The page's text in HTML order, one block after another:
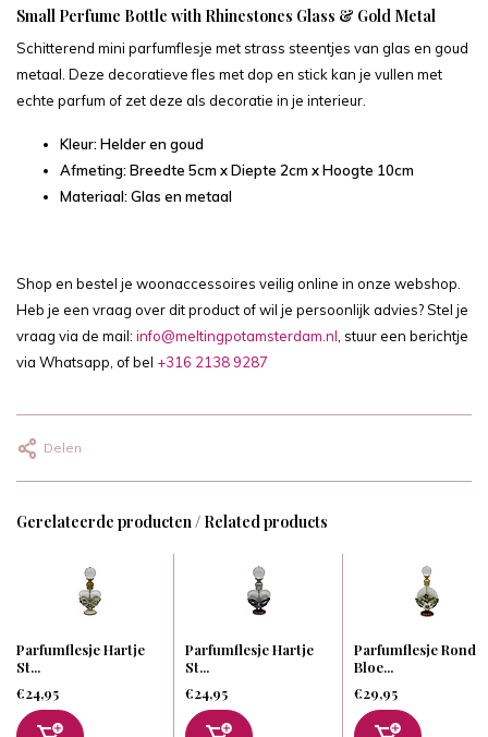
Small Perfume Bottle with Rhinestones Glass & Gold Metal
Schitterend mini parfumflesje met strass steentjes van glas en goud
metaal. Deze decoratieve fles met dop en stick kan je vullen met
echte parfum of zet deze als decoratie in je interieur.
Kleur: Helder en goud
Afmeting: Breedte 5cm x Diepte 2cm x Hoogte 10cm
Materiaal: Glas en metaal
Shop en bestel je woonaccessoires veilig online in onze webshop.
Heb je een vraag over dit product of wil je persoonlijk advies? Stel je
vraag via de mail: info@meltingpotamsterdam.nl, stuur een berichtje
via Whatsapp, of bel +316 2138 9287
Delen
Gerelateerde producten / Related products
Parfumflesje Hartje
St...
€24,95
Parfumflesje Hartje
St...
€24,95
Parfumflesje Rond
Bloe...
€29,95